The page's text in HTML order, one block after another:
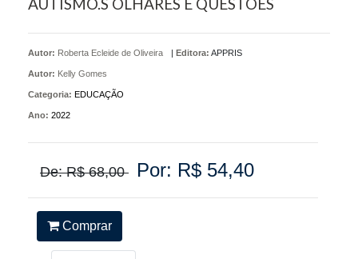
Autor: Roberta Ecleide de Oliveira
Autor: Kelly Gomes
| Editora: APPRIS
Categoria: EDUCAÇÃO
Ano: 2022
De: R$ 68,00 Por: R$ 54,40
Comprar